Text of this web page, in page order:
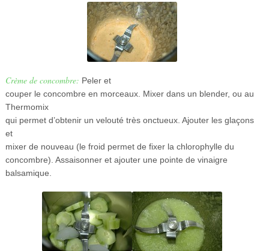
Crème de concombre: Peler et
couper le concombre en morceaux. Mixer dans un blender, ou au
Thermomix
qui permet d’obtenir un velouté très onctueux. Ajouter les glaçons
et
mixer de nouveau (le froid permet de fixer la chlorophylle du
concombre). Assaisonner et ajouter une pointe de vinaigre
balsamique.